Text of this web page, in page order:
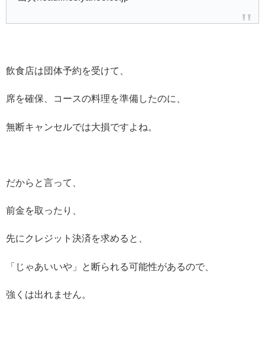
飲食店は団体予約を受けて、
席を確保、コースの料理を準備したのに、
無断キャンセルでは大損ですよね。
だからと言って、
前金を取ったり、
先にクレジット決済を求めると、
「じゃあいいや」と断られる可能性があるので、
強くは出れません。